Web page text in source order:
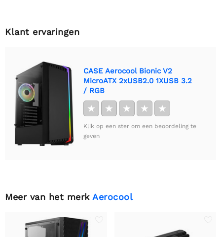
Klant ervaringen
CASE Aerocool Bionic V2
MicroATX 2xUSB2.0 1XUSB 3.2
/ RGB
★ ★ ★ ★ ★
Klik op een ster om een beoordeling te
geven
Meer van het merk Aerocool